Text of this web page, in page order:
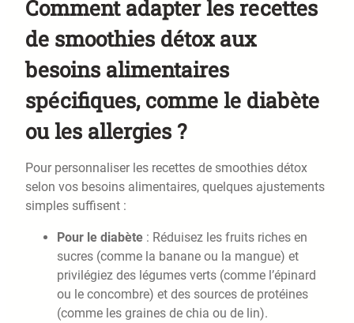
Comment adapter les recettes
de smoothies détox aux
besoins alimentaires
spécifiques, comme le diabète
ou les allergies ?
Pour personnaliser les recettes de smoothies détox
selon vos besoins alimentaires, quelques ajustements
simples suffisent :
Pour le diabète : Réduisez les fruits riches en
sucres (comme la banane ou la mangue) et
privilégiez des légumes verts (comme l’épinard
ou le concombre) et des sources de protéines
(comme les graines de chia ou de lin).